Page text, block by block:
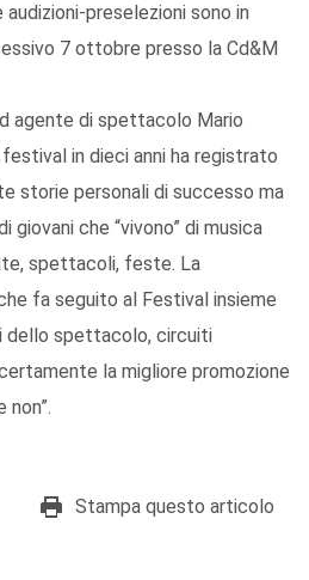
preselezioni sono in
7 ottobre presso la Cd&M
agente di spettacolo Mario
in dieci anni ha registrato
storie personali di successo ma
giovani che “vivono” di musica
spettacoli, feste. La
fa seguito al Festival insieme
dello spettacolo, circuiti
la migliore promozione
non”.
Stampa questo articolo